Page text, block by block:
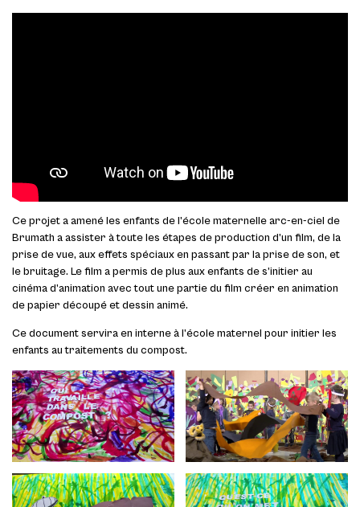
Ce projet a amené les enfants de l’école maternelle arc-en-ciel de
Brumath a assister à toute les étapes de production d’un film, de la
prise de vue, aux effets spéciaux en passant par la prise de son, et
le bruitage. Le film a permis de plus aux enfants de s’initier au
cinéma d’animation avec tout une partie du film créer en animation
de papier découpé et dessin animé.
Ce document servira en interne à l’école maternel pour initier les
enfants au traitements du compost.